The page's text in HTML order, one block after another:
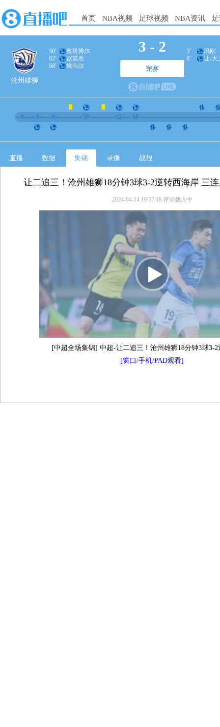
首页 NBA视频 足球视频 NBA资讯
沧州雄狮
50'
奥塔博尔
62'
赵英杰
68'
埃韦尔
3 - 2
完赛
3'
冯刚
6'
让-大
0 3 6 50 62 68
直播 数据 集锦 录像 战报
让二追三！沧州雄狮18分钟3球3-2逆转西海岸 三
2024-04-14 19:57:18 评论载入中
[中超全场集锦] 中超-让二追三！沧州雄狮18分钟3球3-
[窗口/手机/PAD观看]